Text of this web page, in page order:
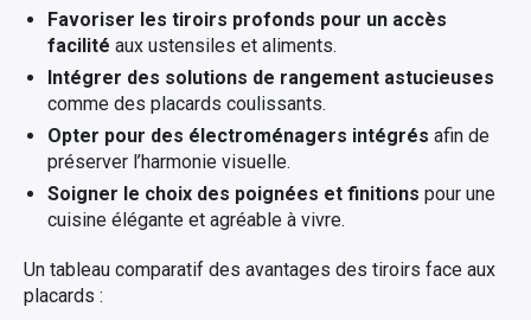
Favoriser les tiroirs profonds pour un accès
facilité aux ustensiles et aliments.
Intégrer des solutions de rangement astucieuses
comme des placards coulissants.
Opter pour des électroménagers intégrés afin de
préserver l’harmonie visuelle.
Soigner le choix des poignées et finitions pour une
cuisine élégante et agréable à vivre.
Un tableau comparatif des avantages des tiroirs face aux
placards :